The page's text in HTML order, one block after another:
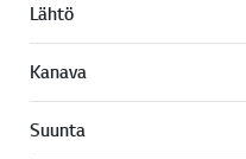
Lähtö
Kanava
Suunta